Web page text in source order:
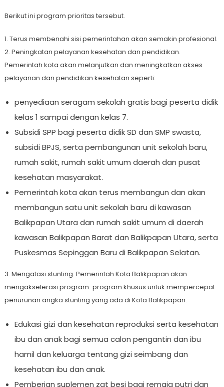
Berikut ini program prioritas tersebut.
1. Terus membenahi sisi pemerintahan akan semakin profesional.
2. Peningkatan pelayanan kesehatan dan pendidikan.
Pemerintah kota akan melanjutkan dan meningkatkan akses
pelayanan dan pendidikan kesehatan seperti:
penyediaan seragam sekolah gratis bagi peserta didik
kelas 1 sampai dengan kelas 7.
Subsidi SPP bagi peserta didik SD dan SMP swasta,
subsidi BPJS, serta pembangunan unit sekolah baru,
rumah sakit, rumah sakit umum daerah dan pusat
kesehatan masyarakat.
Pemerintah kota akan terus membangun dan akan
membangun satu unit sekolah baru di kawasan
Balikpapan Utara dan rumah sakit umum di daerah
kawasan Balikpapan Barat dan Balikpapan Utara, serta
Puskesmas Sepinggan Baru di Balikpapan Selatan.
3. Mengatasi stunting. Pemerintah Kota Balikpapan akan
mengakselerasi program-program khusus untuk mempercepat
penurunan angka stunting yang ada di Kota Balikpapan.
Edukasi gizi dan kesehatan reproduksi serta kesehatan
ibu dan anak bagi semua calon pengantin dan ibu
hamil dan keluarga tentang gizi seimbang dan
kesehatan ibu dan anak.
Pemberian suplemen zat besi bagi remaja putri dan